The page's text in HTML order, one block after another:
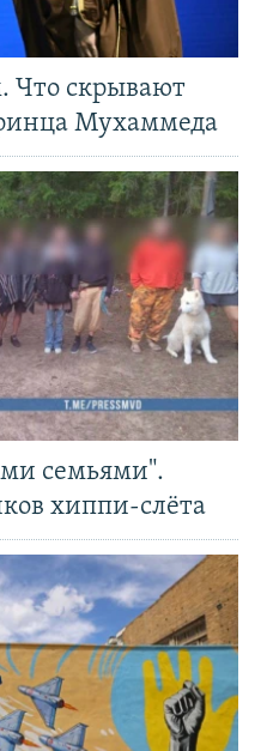
Что скрывают
Мухаммеда
семьями".
хиппи-слёта